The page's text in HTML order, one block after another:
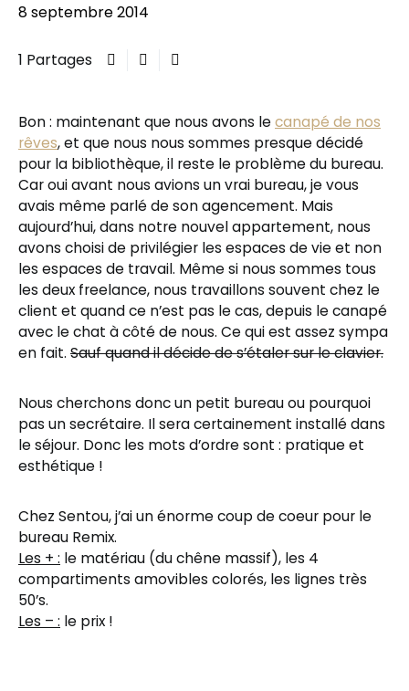
8 septembre 2014
1 Partages
Bon : maintenant que nous avons lecanapé de nos
rêves, et que nous nous sommes presque décidé
pour la bibliothèque, il reste le problème du bureau.
Car oui avant nous avions un vrai bureau, je vous
avais même parlé de son agencement. Mais
aujourd’hui, dans notre nouvel appartement, nous
avons choisi de privilégier les espaces de vie et non
les espaces de travail. Même si nous sommes tous
les deux freelance, nous travaillons souvent chez le
client et quand ce n’est pas le cas, depuis le canapé
avec le chat à côté de nous. Ce qui est assez sympa
en fait. Sauf quand il décide de s’étaler sur le clavier.
Nous cherchons donc un petit bureau ou pourquoi
pas un secrétaire. Il sera certainement installé dans
le séjour. Donc les mots d’ordre sont : pratique et
esthétique !
Chez Sentou, j’ai un énorme coup de coeur pour le
bureau Remix.
Les + : le matériau (du chêne massif), les 4
compartiments amovibles colorés, les lignes très
50’s.
Les – : le prix !